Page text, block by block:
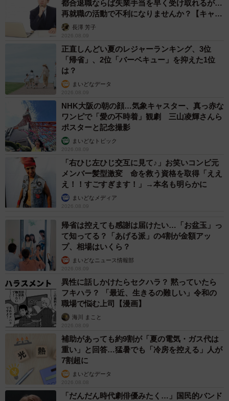
飼い主さんのお宅には、しんくんの他にも、１０歳になる
ポメラニアンの男の子、にんじゃくんと、９歳になるロン
グコートチワワの女の子、ちっぷちゃんがいます。しんく
んが「置き配完了写真」に見切れていた時、兄犬のにんじ
ゃくんは飼い主さんの部屋でくつろぎ、姉犬のちっぷちゃ
んはリビングでお昼寝中だったそうです。
都合退職ならば失業手当を早く受け取れるが…
再就職の活動で不利になりませんか？【キャリ
アカウンセラーが解説】
長澤 芳子
2026.08.09
正直しんどい夏のレジャーランキング、3位
「帰省」、2位「バーベキュー」を抑えた1位
は？
まいどなデータ
2026.08.09
NHK大阪の朝の顔…気象キャスター、真っ赤な
ワンピで「愛の不時着」観劇 三山凌輝さんら
ポスターと記念撮影
まいどなトピック
2026.08.09
「右ひじ左ひじ交互に見て♪」お笑いコンビ元
メンバー髪型激変 命を救う資格を取得「ええ
え！！すごすぎます！」→本名も明らかに
まいどなメディア
2026.08.09
帰省は控えても感謝は届けたい…「お盆玉」っ
て知ってる？「あげる派」の4割が金額アッ
プ、相場はいくら？
まいどなニュース情報部
2026.08.09
異性に話しかけたらセクハラ？ 黙っていたら
フキハラ？ 「最近、生きるの難しい」令和の
職場で悩む上司【漫画】
海川 まこと
2026.08.09
補助があっても約9割が「夏の電気・ガス代は
重い」と回答…猛暑でも「冷房を控える」人が
7割超に
まいどなデータ
2026.08.08
「だんだん時代劇俳優みたく…」国民的バンド